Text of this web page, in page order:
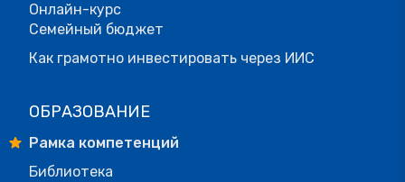
Онлайн-курс
Семейный бюджет
Как грамотно инвестировать через ИИС
ОБРАЗОВАНИЕ
Рамка компетенций
Библиотека